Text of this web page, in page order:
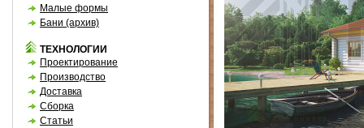
Малые формы
Бани (архив)
ТЕХНОЛОГИИ
Проектирование
Производство
Доставка
Сборка
Статьи